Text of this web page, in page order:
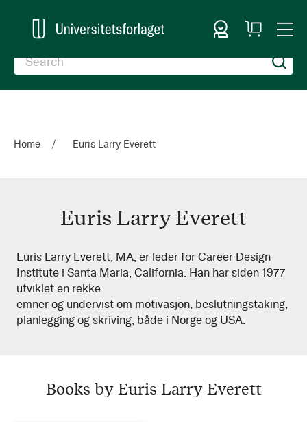
Sign In
My
Cart
Home Euris Larry Everett
Euris Larry Everett
Euris
Larry
Everett
Euris Larry Everett, MA, er leder for Career Design
Institute i Santa Maria, California. Han har siden 1977
utviklet en rekke
emner og undervist om motivasjon, beslutningstaking,
planlegging og skriving, både i Norge og USA.
Books by Euris Larry Everett